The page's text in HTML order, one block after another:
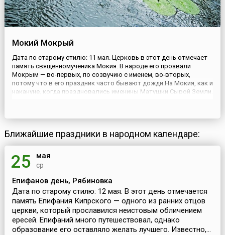
Мокий Мокрый
Дата по старому стилю: 11 мая. Церковь в этот день отмечает
память священномученика Мокия. В народе его прозвали
Мокрым — во-первых, по созвучию с именем, во-вторых,
потому что в его праздник часто бывают дожди.На Мокия, как и
накануне, когда праздновались именины Матушки Сырой Земли,
Ближайшие праздники в народном календаре:
25 мая
ср
Епифанов день, Рябиновка
Дата по старому стилю: 12 мая. В этот день отмечается
память Епифания Кипрского — одного из ранних отцов
церкви, который прославился неистовым обличением
ересей. Епифаний много путешествовал, однако
образование его оставляло желать лучшего. Известно,...